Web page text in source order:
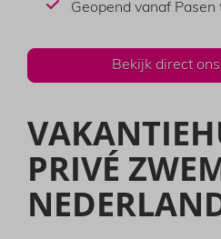
Geopend vanaf
Bekijk direct
PRIVÉ